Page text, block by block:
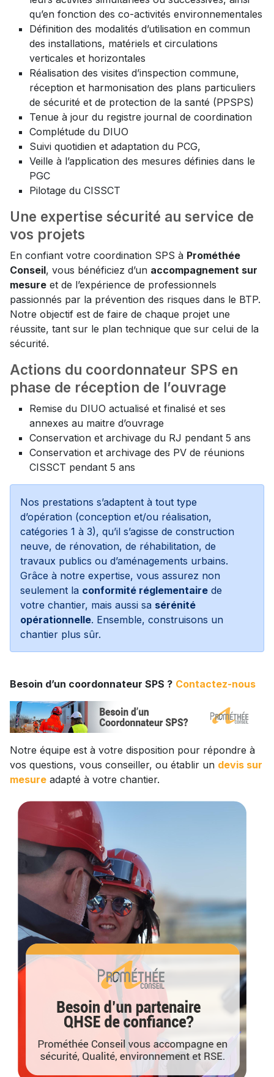
qu’en fonction des co-activités environnementales
Définition des modalités d’utilisation en commun
des installations, matériels et circulations
verticales et horizontales
Réalisation des visites d’inspection commune,
réception et harmonisation des plans particuliers
de sécurité et de protection de la santé (PPSPS)
Tenue à jour du registre journal de coordination
Complétude du DIUO
Suivi quotidien et adaptation du PCG,
Veille à l’application des mesures définies dans le
PGC
Pilotage du CISSCT
Une expertise sécurité au service de
vos projets
En confiant votre coordination SPS à Prométhée
Conseil, vous bénéficiez d’un accompagnement sur
mesure et de l’expérience de professionnels
passionnés par la prévention des risques dans le BTP.
Notre objectif est de faire de chaque projet une
réussite, tant sur le plan technique que sur celui de la
sécurité.
Actions du coordonnateur SPS en
phase de réception de l’ouvrage
Remise du DIUO actualisé et finalisé et ses
annexes au maitre d’ouvrage
Conservation et archivage du RJ pendant 5 ans
Conservation et archivage des PV de réunions
CISSCT pendant 5 ans
Nos prestations s’adaptent à tout type
d’opération (conception et/ou réalisation,
catégories 1 à 3), qu’il s’agisse de construction
neuve, de rénovation, de réhabilitation, de
travaux publics ou d’aménagements urbains.
Grâce à notre expertise, vous assurez non
seulement la conformité réglementaire de
votre chantier, mais aussi sa sérénité
opérationnelle. Ensemble, construisons un
chantier plus sûr.
Besoin d’un coordonnateur SPS ? Contactez-nous
Notre équipe est à votre disposition pour répondre à
vos questions, vous conseiller, ou établir un devis sur
mesure adapté à votre chantier.